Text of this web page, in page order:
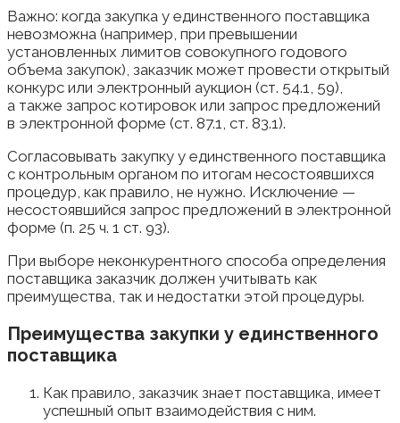
Важно: когда закупка у единственного поставщика
невозможна (например, при превышении
установленных лимитов совокупного годового
объема закупок), заказчик может провести открытый
конкурс или электронный аукцион (ст. 54.1, 59),
а также запрос котировок или запрос предложений
в электронной форме (ст. 87.1, ст. 83.1).
Согласовывать закупку у единственного поставщика
с контрольным органом по итогам несостоявшихся
процедур, как правило, не нужно. Исключение —
несостоявшийся запрос предложений в электронной
форме (п. 25 ч. 1 ст. 93).
При выборе неконкурентного способа определения
поставщика заказчик должен учитывать как
преимущества, так и недостатки этой процедуры.
Преимущества закупки у единственного
поставщика
Как правило, заказчик знает поставщика, имеет
успешный опыт взаимодействия с ним.